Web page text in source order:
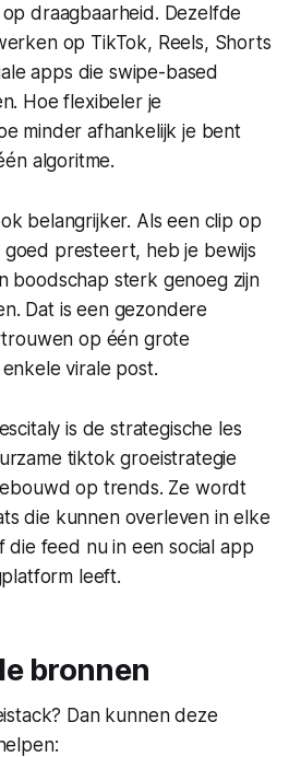
draagbaarheid. Dezelfde
op TikTok, Reels, Shorts
apps die swipe-based
Hoe flexibeler je
minder afhankelijk je bent
algoritme.
belangrijker. Als een clip op
presteert, heb je bewijs
boodschap sterk genoeg zijn
Dat is een gezondere
op één grote
virale post.
is de strategische les
tiktok groeistrategie
op trends. Ze wordt
die kunnen overleven in elke
feed nu in een social app
leeft.
bronnen
Dan kunnen deze